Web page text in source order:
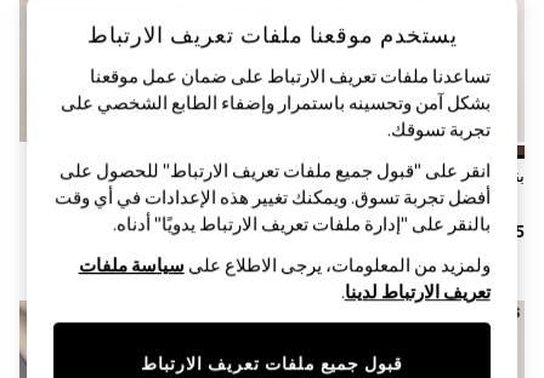
Dresses
Occasionwear
Linen Collection
Tops & T-Shirts
Cover Ups & Kaftans
Sandals
Swimwear
Jumpsuits & Playsuits
Beachwear
Skirts
Trousers
Sunglasses
Sun Hats & Caps
Resort Styles
Boys' Travel Styles
بني فاتح - حذاء سويد بنعل سميك أزرق - حذاء سويد بنعل سميك
يستخدم موقعنا ملفات تعريف الارتباط
تساعدنا ملفات تعريف الارتباط على ضمان عمل موقعنا
بشكل آمن وتحسينه باستمرار وإضفاء الطابع الشخصي على
تجربة تسوقك.‏
انقر على "قبول جميع ملفات تعريف الارتباط" للحصول على
أفضل تجربة تسوق. ويمكنك تغيير هذه الإعدادات في أي وقت
بالنقر على "إدارة ملفات تعريف الارتباط يدويًا" أدناه.
ولمزيد من المعلومات، يرجى الاطلاع على سياسة ملفات
تعريف الارتباط لدينا.
قبول جميع ملفات تعريف الارتباط